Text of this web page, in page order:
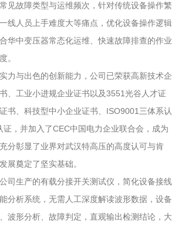
见故障类型与运维频次，针对传统设备操作繁
线人员上手难度大等痛点，优化设备操作逻辑
华中变压器常态化运维、快速故障排查的作业
。
力与出色的创新能力，公司已荣获高新技术企
、工业小进规企业证书以及3551光谷人才证
书、科技型中小企业证书、ISO9001三体系认
证，并加入了CEC中国电力企业联合会，成为
分彰显了业界对武汉特高压的高度认可与肯
展奠定了坚实基础。
司生产的有载分接开关测试仪，简化设备接线
分析系统，无需人工深度解读波形数据，设备
波形分析、故障判定，直观输出检测结论，大